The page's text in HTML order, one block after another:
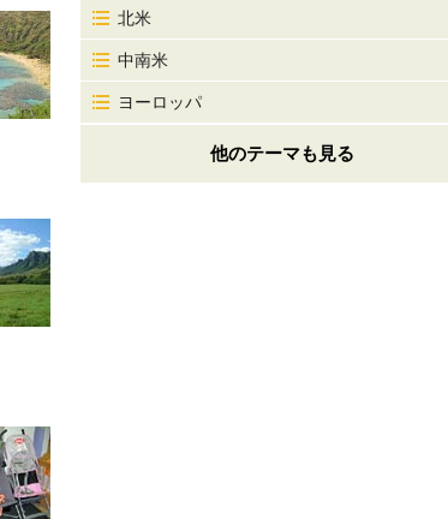
北米
中南米
ヨーロッパ
他のテーマも見る